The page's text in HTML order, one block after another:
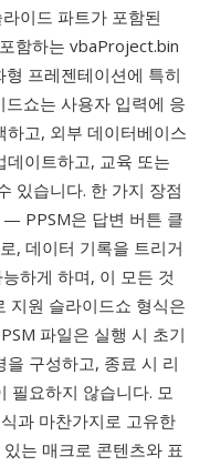
이드 파트가 포함된
함하는 vbaProject.bin
프레젠테이션에 특히
쇼는 사용자 입력에 응
고, 외부 데이터베이스
데이트하고, 교육 또는
있습니다. 한 가지 장점
PPSM은 답변 버튼 클
, 데이터 기록을 트리거
하게 하며, 이 모든 것
지원 슬라이드쇼 형식은
파일은 실행 시 초기
구성하고, 종료 시 리
필요하지 않습니다. 모
과 마찬가지로 고유한
는 매크로 콘텐츠와 표